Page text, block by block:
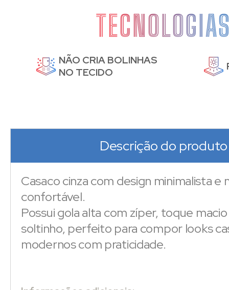
NÃO CRIA BOLINHAS
NO TECIDO
Descrição do produto
Casaco cinza com design minimalista e
confortável.
Possui gola alta com zíper, toque
soltinho, perfeito para compor looks
modernos com praticidade.